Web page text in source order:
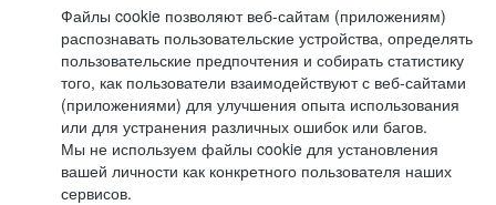
Файлы cookie позволяют веб-сайтам (приложениям)
распознавать пользовательские устройства, определять
пользовательские предпочтения и собирать статистику
того, как пользователи взаимодействуют с веб-сайтами
(приложениями) для улучшения опыта использования
или для устранения различных ошибок или багов.
Мы не используем файлы cookie для установления
вашей личности как конкретного пользователя наших
сервисов.